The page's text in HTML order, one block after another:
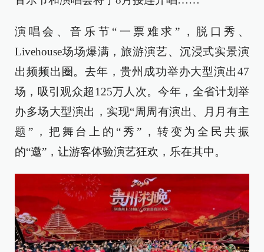
演唱会、音乐节“一票难求”，脱口秀、
Livehouse场场爆满，旅游演艺、沉浸式实景演
出频频出圈。去年，贵州成功举办大型演出47
场，吸引观众超125万人次。今年，全省计划举
办多场大型演出，实现“周周有演出、月月有主
题”，把舞台上的“秀”，转变为全民共振
的“邀”，让游客体验演艺狂欢，乐在其中。